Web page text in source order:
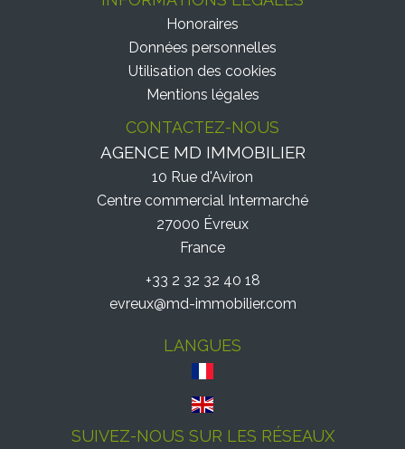
Honoraires
Données personnelles
Utilisation des cookies
Mentions légales
CONTACTEZ-NOUS
AGENCE MD IMMOBILIER
10 Rue d'Aviron
Centre commercial Intermarché
27000 Évreux
France
+33 2 32 32 40 18
evreux@md-immobilier.com
LANGUES
SUIVEZ-NOUS SUR LES RÉSEAUX